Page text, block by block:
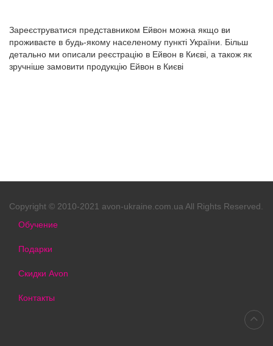
Зареєструватися представником Ейвон можна якщо ви
проживаєте в будь-якому населеному пункті України. Більш
детально ми описали реєстрацію в Ейвон в Києві, а також як
зручніше замовити продукцію Ейвон в Києві
Copyright © 2010-2021 avon-ukraine.com.ua All Rights Reserved.
Обучение
Подарки
Скидки Avon
Контакты